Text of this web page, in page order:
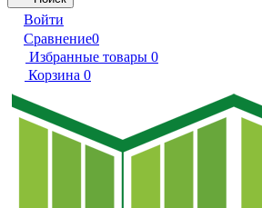
Войти
Сравнение0
Избранные товары 0
Корзина 0